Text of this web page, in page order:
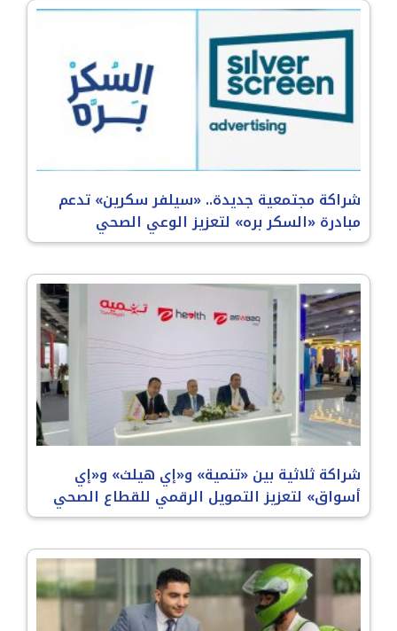
شراكة مجتمعية جديدة.. «سيلفر سكرين» تدعم
مبادرة «السكر بره» لتعزيز الوعي الصحي
شراكة ثلاثية بين «تنمية» و«إي هيلث» و«إي
أسواق» لتعزيز التمويل الرقمي للقطاع الصحي